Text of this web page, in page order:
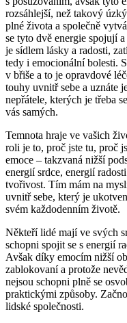
rozsáhlejší, než takový
plné života a společně
se tyto dvě energie spojují
je sídlem lásky a radosti,
tedy i emocionální bolesti.
v břiše a to je opravdové
touhy uvnitř sebe a uznáte
nepřátele, kterých je třeba
vás samých.
Temnota hraje ve vašich
roli je to, proč jste tu, proč
emoce – takzvaná nižší
energií srdce, energií
tvořivost. Tím mám na
uvnitř sebe, který je
svém každodenním životě.
Někteří lidé mají ve svých
schopni spojit se s energií
Avšak díky emocím nižší
zablokovaní a protože
nejsou schopni plně se
praktickými způsoby.
lidské společnosti.